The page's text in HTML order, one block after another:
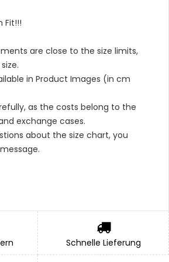
Fit!!!
are close to the size limits,
in Product Images (in cm
as the costs belong to the
exchange cases.
about the size chart, you
Schnelle Lieferung